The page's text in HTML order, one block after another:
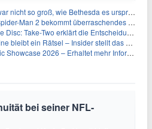
so groß, wie Bethesda es ursprünglich wollte
2 bekommt überraschendes PS5-Update mit gewünschter Komfortfunktion
Take-Two erklärt die Entscheidung für Download-Codes
ein Rätsel – Insider stellt das neue Gerücht klar
2026 – Erhaltet mehr Informationen
bei seiner NFL-